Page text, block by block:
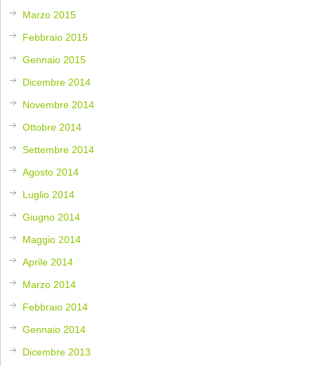
Marzo 2015
Febbraio 2015
Gennaio 2015
Dicembre 2014
Novembre 2014
Ottobre 2014
Settembre 2014
Agosto 2014
Luglio 2014
Giugno 2014
Maggio 2014
Aprile 2014
Marzo 2014
Febbraio 2014
Gennaio 2014
Dicembre 2013